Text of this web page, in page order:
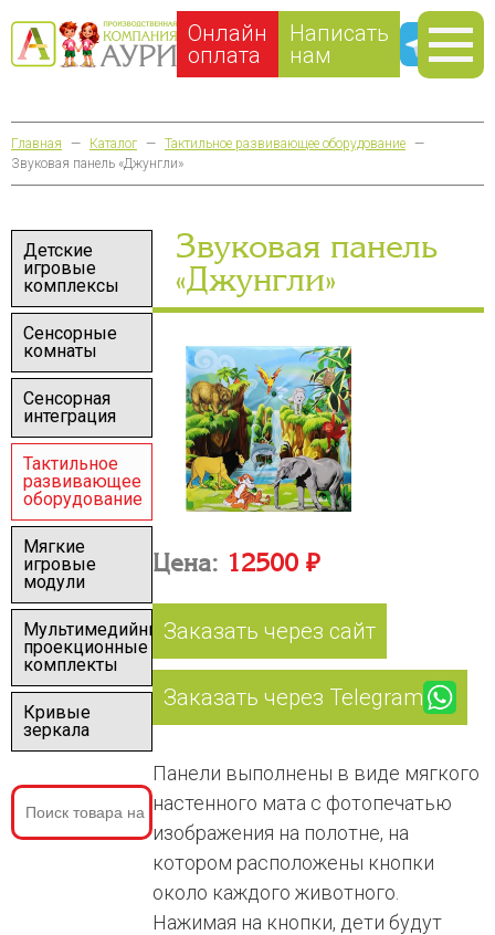
Онлайн
оплата
Написать
нам
Главная — Каталог — Тактильное развивающее оборудование —
Звуковая панель «Джунгли»
Детские
игровые
комплексы
Сенсорные
комнаты
Сенсорная
интеграция
Тактильное
развивающее
оборудование
Мягкие
игровые
модули
Мультимедийные
проекционные
комплекты
Кривые
зеркала
Звуковая панель
«Джунгли»
Цена: 12500 ₽
Заказать через сайт
Заказать через Telegram
Панели выполнены в виде мягкого
настенного мата с фотопечатью
изображения на полотне, на
котором расположены кнопки
около каждого животного.
Нажимая на кнопки, дети будут